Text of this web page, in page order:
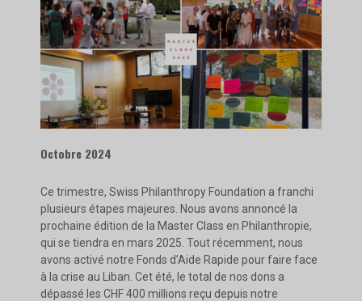
Octobre 2024
Ce trimestre, Swiss Philanthropy Foundation a franchi
plusieurs étapes majeures. Nous avons annoncé la
prochaine édition de la Master Class en Philanthropie,
qui se tiendra en mars 2025. Tout récemment, nous
avons activé notre Fonds d’Aide Rapide pour faire face
à la crise au Liban. Cet été, le total de nos dons a
dépassé les CHF 400 millions reçu depuis notre